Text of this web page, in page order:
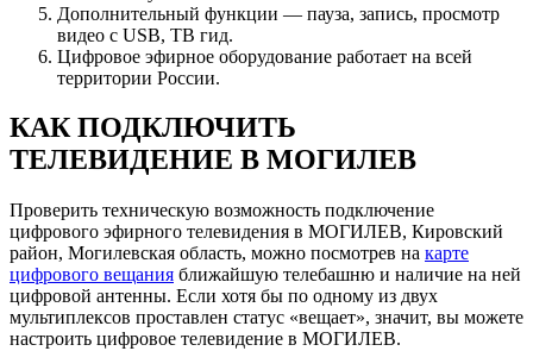
Дополнительный функции — пауза, запись, просмотр
видео с USB, ТВ гид.
Цифровое эфирное оборудование работает на всей
территории России.
КАК ПОДКЛЮЧИТЬ
ТЕЛЕВИДЕНИЕ В МОГИЛЕВ
Проверить техническую возможность подключение
цифрового эфирного телевидения в МОГИЛЕВ, Кировский
район, Могилевская область, можно посмотрев на карте
цифрового вещания ближайшую телебашню и наличие на ней
цифровой антенны. Если хотя бы по одному из двух
мультиплексов проставлен статус «вещает», значит, вы можете
настроить цифровое телевидение в МОГИЛЕВ.